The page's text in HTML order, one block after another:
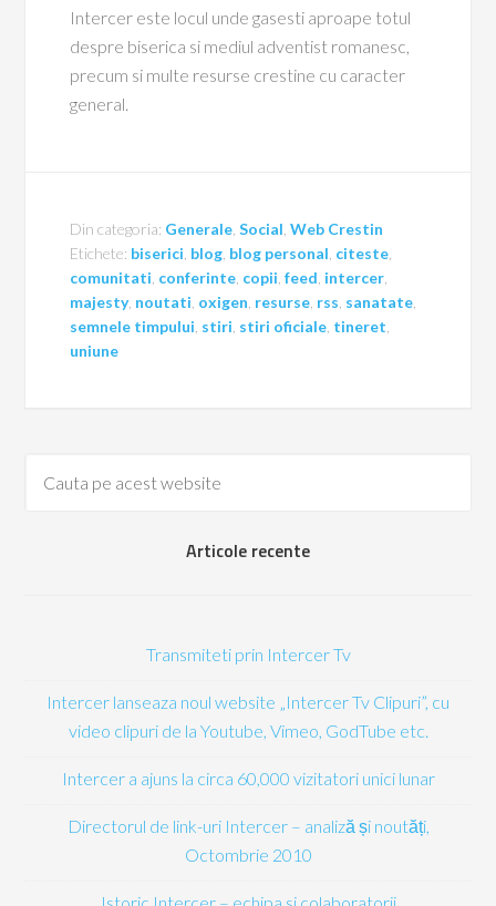
Intercer este locul unde gasesti aproape totul
despre biserica si mediul adventist romanesc,
precum si multe resurse crestine cu caracter
general.
Din categoria: Generale ,Social ,Web Crestin
Etichete: biserici blog blog personal citeste
comunitati conferinte copii ,feed intercer
majesty, noutati oxigen resurse rss sanatate
semnele timpului stiri stiri oficiale tineret
uniune
Articole recente
Transmiteti prin Intercer Tv
Intercer lanseaza noul website „Intercer Tv Clipuri”, cu
video clipuri de la Youtube, Vimeo, GodTube etc.
Intercer a ajuns la circa 60,000 vizitatori unici lunar
Directorul de link-uri Intercer – analiză și noutăți,
Octombrie 2010